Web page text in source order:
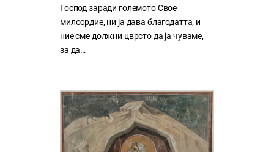
Господ заради големото Свое
милосрдие, ни ја дава благодатта, и
ние сме должни цврсто да ја чуваме,
за да…